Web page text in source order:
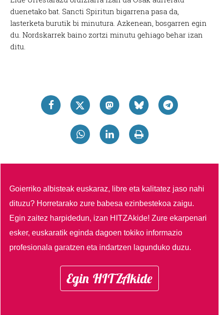
duenetako bat. Sancti Spiritun bigarrena pasa da,
lasterketa burutik bi minutura. Azkenean, bosgarren egin
du. Nordskarrek baino zortzi minutu gehiago behar izan
ditu.
Goierriko albisteak euskaraz, libre eta kalitatez jaso nahi
dituzu? Horretarako zure babesa ezinbestekoa zaigu.
Egin zaitez harpidedun, izan HITZAkide!Zure ekarpenari
esker, euskaratik eginda dagoen tokiko informazio
profesionala garatzen eta indartzen lagunduko duzu.
Egin HITZAkide